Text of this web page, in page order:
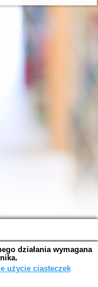
08)
działania wymagana
użycie ciasteczek